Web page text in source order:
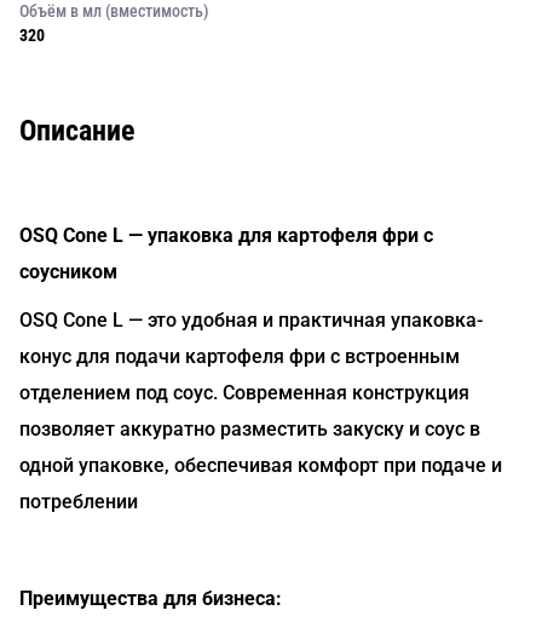
Объём в мл (вместимость)
320
Описание
OSQ Cone L — упаковка для картофеля фри с
соусником
OSQ Cone L — это удобная и практичная упаковка-
конус для подачи картофеля фри с встроенным
отделением под соус. Современная конструкция
позволяет аккуратно разместить закуску и соус в
одной упаковке, обеспечивая комфорт при подаче и
потреблении
Преимущества для бизнеса: